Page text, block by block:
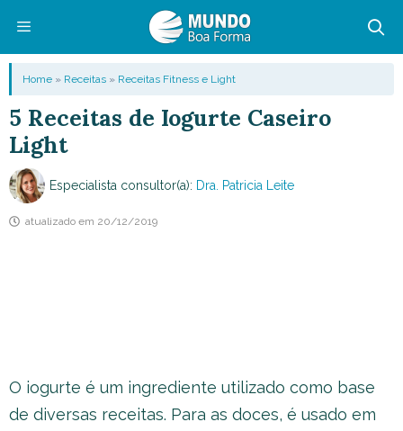
conteúdo
Menu
Home » Receitas » Receitas Fitness e Light
5 Receitas de Iogurte Caseiro
Light
Especialista consultor(a): Dra. Patricia Leite
atualizado em 20/12/2019
O iogurte é um ingrediente utilizado como base
de diversas receitas. Para as doces, é usado em